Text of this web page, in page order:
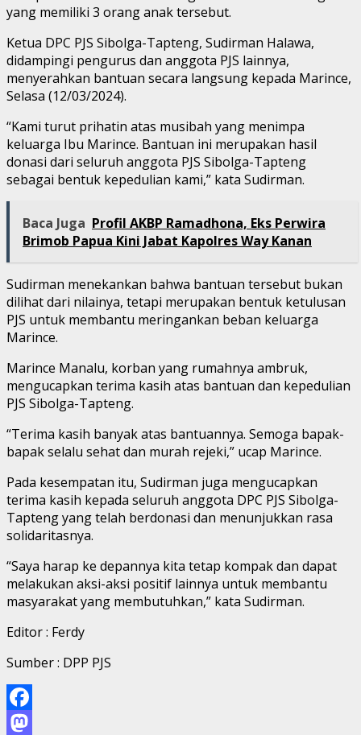
yang memiliki 3 orang anak tersebut.
Ketua DPC PJS Sibolga-Tapteng, Sudirman Halawa,
didampingi pengurus dan anggota PJS lainnya,
menyerahkan bantuan secara langsung kepada Marince,
Selasa (12/03/2024).
“Kami turut prihatin atas musibah yang menimpa
keluarga Ibu Marince. Bantuan ini merupakan hasil
donasi dari seluruh anggota PJS Sibolga-Tapteng
sebagai bentuk kepedulian kami,” kata Sudirman.
Baca Juga Profil AKBP Ramadhona, Eks Perwira
Brimob Papua Kini Jabat Kapolres Way Kanan
Sudirman menekankan bahwa bantuan tersebut bukan
dilihat dari nilainya, tetapi merupakan bentuk ketulusan
PJS untuk membantu meringankan beban keluarga
Marince.
Marince Manalu, korban yang rumahnya ambruk,
mengucapkan terima kasih atas bantuan dan kepedulian
PJS Sibolga-Tapteng.
“Terima kasih banyak atas bantuannya. Semoga bapak-
bapak selalu sehat dan murah rejeki,” ucap Marince.
Pada kesempatan itu, Sudirman juga mengucapkan
terima kasih kepada seluruh anggota DPC PJS Sibolga-
Tapteng yang telah berdonasi dan menunjukkan rasa
solidaritasnya.
“Saya harap ke depannya kita tetap kompak dan dapat
melakukan aksi-aksi positif lainnya untuk membantu
masyarakat yang membutuhkan,” kata Sudirman.
Editor : Ferdy
Sumber : DPP PJS
Facebook